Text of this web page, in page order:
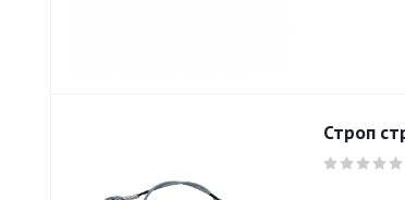
Строп